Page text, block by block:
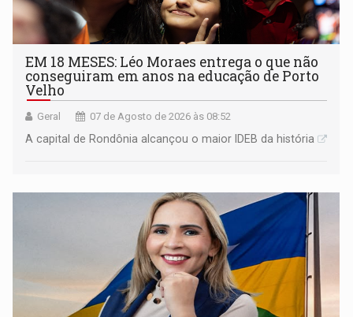
EM 18 MESES: Léo Moraes entrega o que não
conseguiram em anos na educação de Porto
Velho
Geral 07 de Agosto de 2026 às 08:52
A capital de Rondônia alcançou o maior IDEB da história